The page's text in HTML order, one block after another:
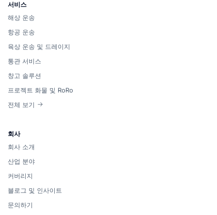
서비스
해상 운송
항공 운송
육상 운송 및 드레이지
통관 서비스
창고 솔루션
프로젝트 화물 및 RoRo
전체 보기
회사
회사 소개
산업 분야
커버리지
블로그 및 인사이트
문의하기